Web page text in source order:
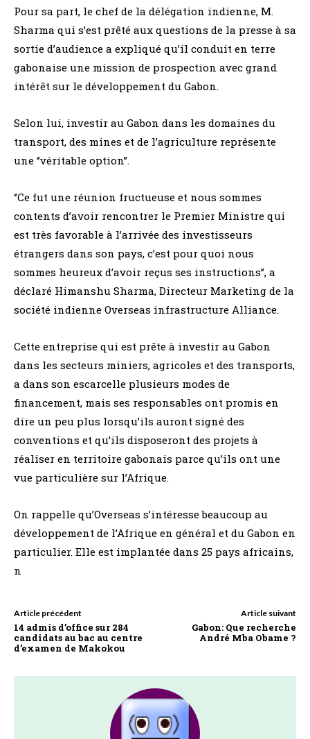
Pour sa part, le chef de la délégation indienne, M.
Sharma qui s’est prêté aux questions de la presse à sa
sortie d’audience a expliqué qu’il conduit en terre
gabonaise une mission de prospection avec grand
intérêt sur le développement du Gabon.
Selon lui, investir au Gabon dans les domaines du
transport, des mines et de l’agriculture représente
une ‘’véritable option’’.
‘’Ce fut une réunion fructueuse et nous sommes
contents d’avoir rencontrer le Premier Ministre qui
est très favorable à l’arrivée des investisseurs
étrangers dans son pays, c’est pour quoi nous
sommes heureux d’avoir reçus ses instructions’’, a
déclaré Himanshu Sharma, Directeur Marketing de la
société indienne Overseas infrastructure Alliance.
Cette entreprise qui est prête à investir au Gabon
dans les secteurs miniers, agricoles et des transports,
a dans son escarcelle plusieurs modes de
financement, mais ses responsables ont promis en
dire un peu plus lorsqu’ils auront signé des
conventions et qu’ils disposeront des projets à
réaliser en territoire gabonais parce qu’ils ont une
vue particulière sur l’Afrique.
On rappelle qu’Overseas s’intéresse beaucoup au
développement de l’Afrique en général et du Gabon en
particulier. Elle est implantée dans 25 pays africains,
n
Article précédent
14 admis d’office sur 284
candidats au bac au centre
d’examen de Makokou
Article suivant
Gabon: Que recherche
André Mba Obame ?